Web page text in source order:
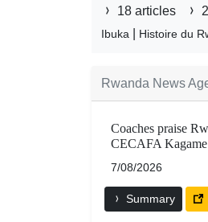
18 articles
Ibuka Histoire du
Rwanda News
Coaches praise
CECAFA
7/08/2026
Summary